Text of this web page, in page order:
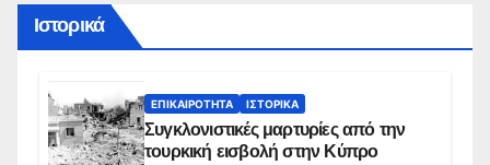
Ιστορικά
ΕΠΙΚΑΙΡΌΤΗΤΑ ΙΣΤΟΡΙΚΆ
Συγκλονιστικές μαρτυρίες από την
τουρκική εισβολή στην Κύπρο